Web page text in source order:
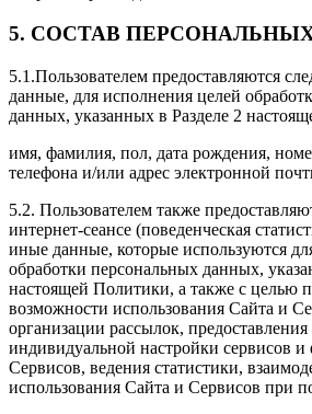
5. СОСТАВ
5.1.Пользователем предоставляются
данные, для исполнения целей
данных, указанных в Разделе 2
имя, фамилия, пол, дата рождения,
телефона и/или адрес электронной
5.2. Пользователем также
интернет-сеансе (поведенческая
иные данные, которые используются
обработки персональных данных,
настоящей Политики, а также с целью
возможности использования Сайта и
организации рассылок,
индивидуальной настройки сервисов
Сервисов, ведения статистики,
использования Сайта и Сервисов при